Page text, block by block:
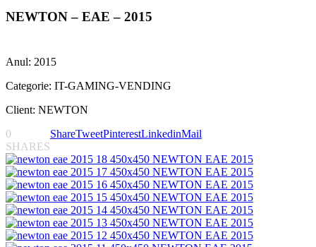
NEWTON – EAE – 2015
Anul: 2015
Categorie: IT-GAMING-VENDING
Client: NEWTON
0
SHARES
ShareTweetPinterestLinkedinMail